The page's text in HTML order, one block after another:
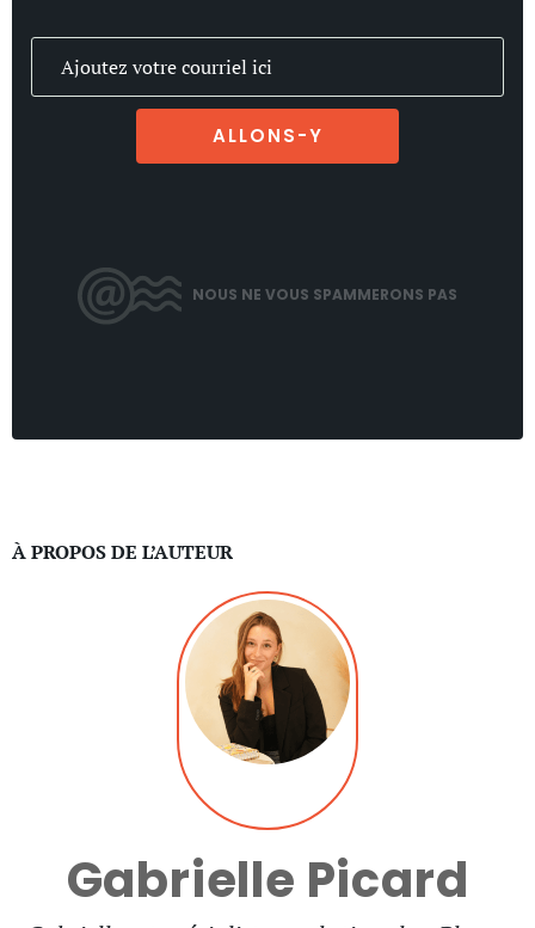
ALLONS-Y
NOUS NE VOUS SPAMMERONS PAS
À PROPOS DE L’AUTEUR
Gabrielle Picard